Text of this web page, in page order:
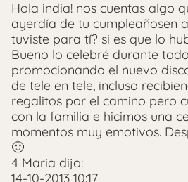
Hola india! nos cuentas algo
ayerdía de tu cumpleañosen
tuviste para tí? si es que lo
Bueno lo celebré durante
promocionando el nuevo
de tele en tele, incluso
regalitos por el camino pero
con la familia e hicimos una
momentos muy emotivos.
🙂
4 Maria dijo:
14-10-2013 10:17